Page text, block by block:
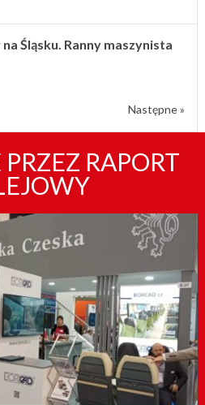
Śląsku. Ranny maszynista
Następne »
RAPORT